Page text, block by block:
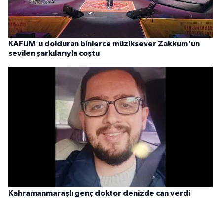
KAFUM'u dolduran binlerce müziksever Zakkum'un
sevilen şarkılarıyla coştu
Kahramanmaraşlı genç doktor denizde can verdi